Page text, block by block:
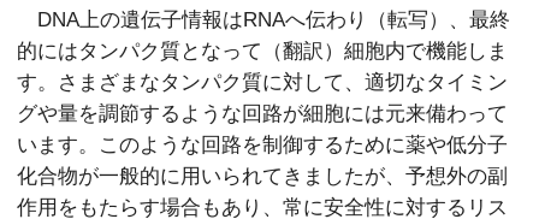
DNA上の遺伝子情報はRNAへ伝わり（転写）、最終
的にはタンパク質となって（翻訳）細胞内で機能しま
す。さまざまなタンパク質に対して、適切なタイミン
グや量を調節するような回路が細胞には元来備わって
います。このような回路を制御するために薬や低分子
化合物が一般的に用いられてきましたが、予想外の副
作用をもたらす場合もあり、常に安全性に対するリス